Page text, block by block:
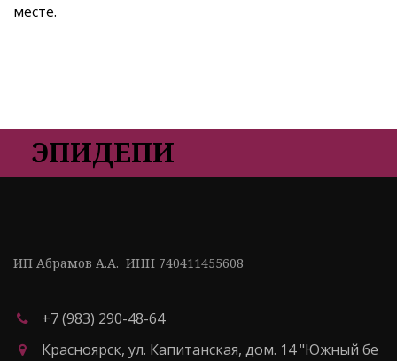
месте.
ЭПИДЕПИ
ИП Абрамов А.А.  ИНН 740411455608
+7 (983) 290-48-64
Красноярск, ул. Капитанская, дом. 14 "Южный бе